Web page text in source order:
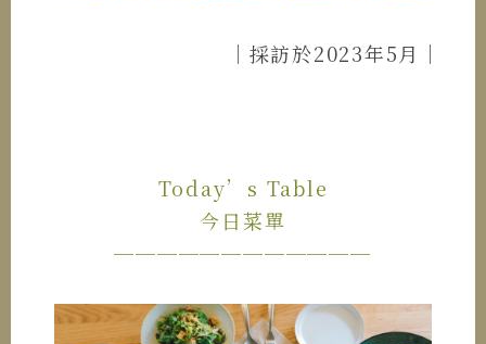
｜採訪於2023年5月｜
Today’s Table
今日菜單
────────────